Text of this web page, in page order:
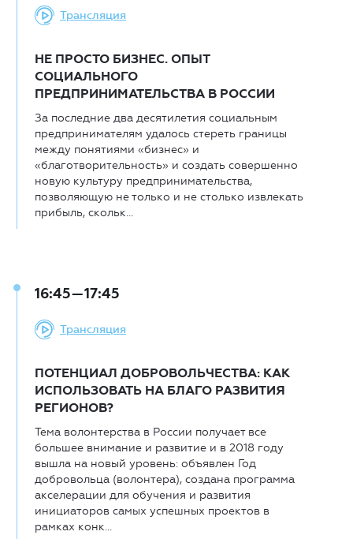
Трансляция
НЕ ПРОСТО БИЗНЕС. ОПЫТ
СОЦИАЛЬНОГО
ПРЕДПРИНИМАТЕЛЬСТВА В РОССИИ
За последние два десятилетия социальным
предпринимателям удалось стереть границы
между понятиями «бизнес» и
«благотворительность» и создать совершенно
новую культуру предпринимательства,
позволяющую не только и не столько извлекать
прибыль, скольк...
16:45—17:45
Трансляция
ПОТЕНЦИАЛ ДОБРОВОЛЬЧЕСТВА: КАК
ИСПОЛЬЗОВАТЬ НА БЛАГО РАЗВИТИЯ
РЕГИОНОВ?
Тема волонтерства в России получает все
большее внимание и развитие и в 2018 году
вышла на новый уровень: объявлен Год
добровольца (волонтера), создана программа
акселерации для обучения и развития
инициаторов самых успешных проектов в
рамках конк...